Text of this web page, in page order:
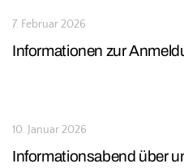
7. Februar 2026
Informationen zur
10. Januar 2026
Informationsabend über